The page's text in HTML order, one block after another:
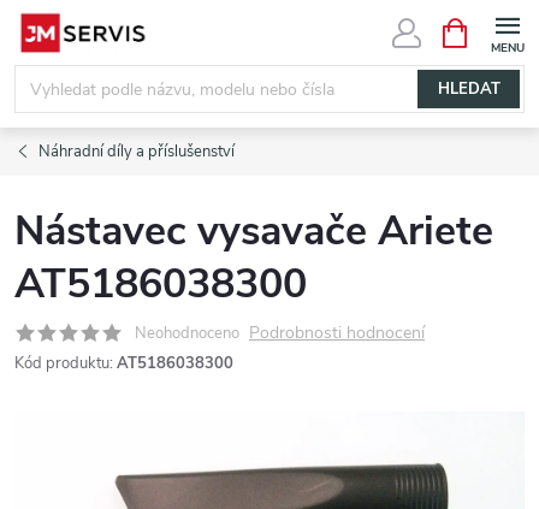
Přejít
obsah
HLEDAT
NÁKUPNÍ
KOŠÍK
Náhradní díly a příslušenství
Nástavec vysavače Ariete
AT5186038300
Neohodnoceno Podrobnosti hodnocení
Kód produktu: AT5186038300